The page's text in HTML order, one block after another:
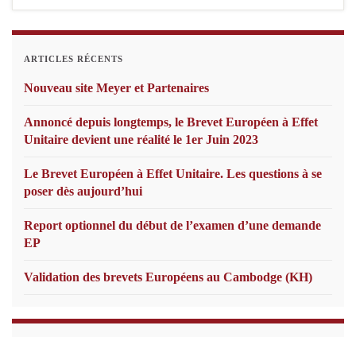
ARTICLES RÉCENTS
Nouveau site Meyer et Partenaires
Annoncé depuis longtemps, le Brevet Européen à Effet
Unitaire devient une réalité le 1er Juin 2023
Le Brevet Européen à Effet Unitaire. Les questions à se
poser dès aujourd’hui
Report optionnel du début de l’examen d’une demande
EP
Validation des brevets Européens au Cambodge (KH)